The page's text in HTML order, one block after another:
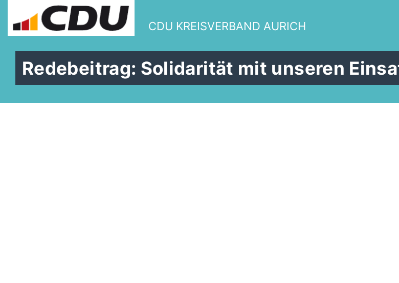
CDU KREISVERBAND AURICH
Redebeitrag: Solidarität mit unseren